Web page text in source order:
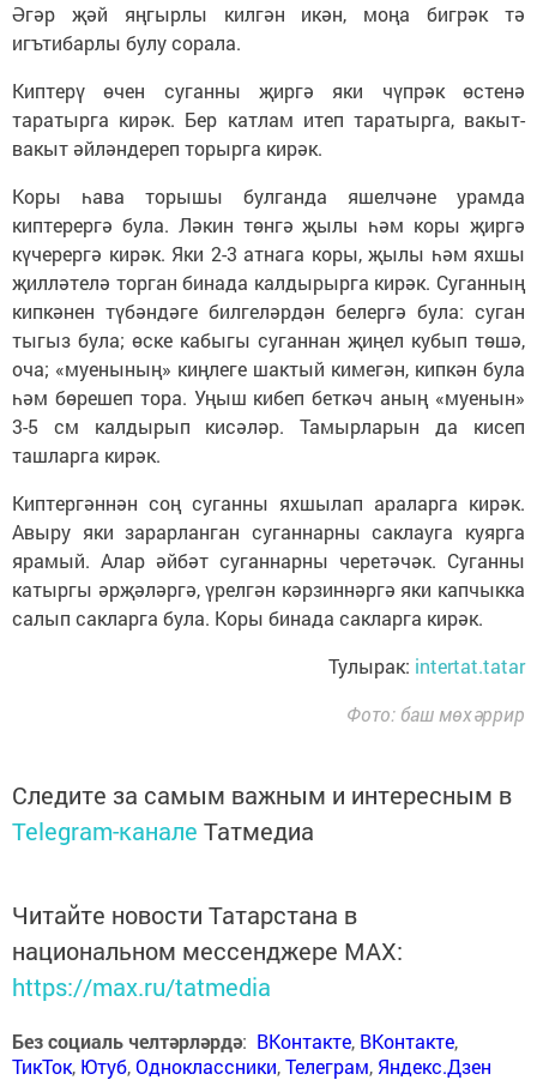
Әгәр җәй яңгырлы килгән икән, моңа бигрәк тә
игътибарлы булу сорала.
Киптерү өчен суганны җиргә яки чүпрәк өстенә
таратырга кирәк. Бер катлам итеп таратырга, вакыт-
вакыт әйләндереп торырга кирәк.
Коры һава торышы булганда яшелчәне урамда
киптерергә була. Ләкин төнгә җылы һәм коры җиргә
күчерергә кирәк. Яки 2-3 атнага коры, җылы һәм яхшы
җилләтелә торган бинада калдырырга кирәк. Суганның
кипкәнен түбәндәге билгеләрдән белергә була: суган
тыгыз була; өске кабыгы суганнан җиңел кубып төшә,
оча; «муенының» киңлеге шактый кимегән, кипкән була
һәм бөрешеп тора. Уңыш кибеп беткәч аның «муенын»
3-5 см калдырып кисәләр. Тамырларын да кисеп
ташларга кирәк.
Киптергәннән соң суганны яхшылап араларга кирәк.
Авыру яки зарарланган суганнарны саклауга куярга
ярамый. Алар әйбәт суганнарны черетәчәк. Суганны
катыргы әрҗәләргә, үрелгән кәрзиннәргә яки капчыкка
салып сакларга була. Коры бинада сакларга кирәк.
Тулырак: intertat.tatar
Фото: баш мөхәррир
Следите за самым важным и интересным в
Telegram-канале Татмедиа
Читайте новости Татарстана в
национальном мессенджере MАХ:
https://max.ru/tatmedia
Без социаль челтәрләрдә: ВКонтакте, ВКонтакте,
ТикТок, Ютуб,Одноклассники,Телеграм, Яндекс.Дзен